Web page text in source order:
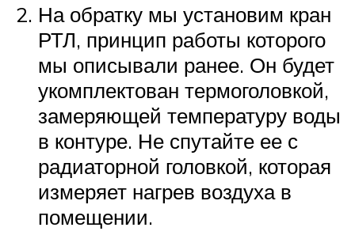
На обратку мы установим кран
РТЛ, принцип работы которого
мы описывали ранее. Он будет
укомплектован термоголовкой,
замеряющей температуру воды
в контуре. Не спутайте ее с
радиаторной головкой, которая
измеряет нагрев воздуха в
помещении.